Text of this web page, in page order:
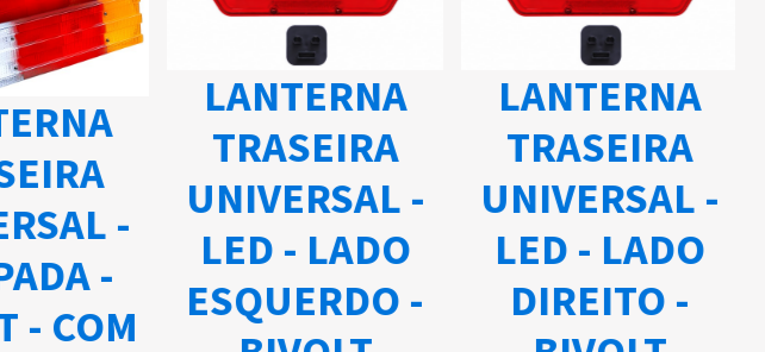
-
-
- COM
LANTERNA
TRASEIRA
UNIVERSAL -
LED - LADO
ESQUERDO -
LANTERNA
TRASEIRA
UNIVERSAL -
LED - LADO
DIREITO -